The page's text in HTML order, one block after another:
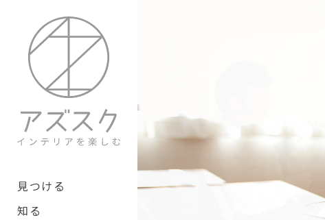
見つける
知る